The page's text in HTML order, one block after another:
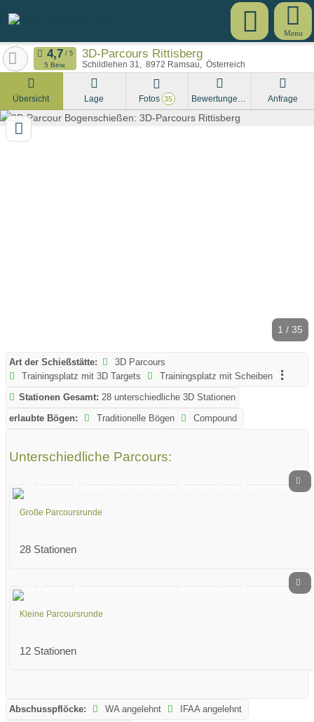
Menu
3D-Parcours Rittisberg
Schildlehen 31 8972 Ramsau Österreich
5 Bew.
Übersicht Lage Fotos 35 Bewertungen Anfrage
1 / 35
Art der Schießstätte:
3D Parcours
Trainingsplatz mit 3D Targets
Trainingsplatz mit Scheiben
Stationen Gesamt: 28 unterschiedliche 3D Stationen
erlaubte Bögen:
Traditionelle Bögen Compound
Unterschiedliche Parcours:
Große Parcoursrunde
28 Stationen
Kleine Parcoursrunde
12 Stationen
Abschusspflöcke: WA angelehnt
IFAA angelehnt